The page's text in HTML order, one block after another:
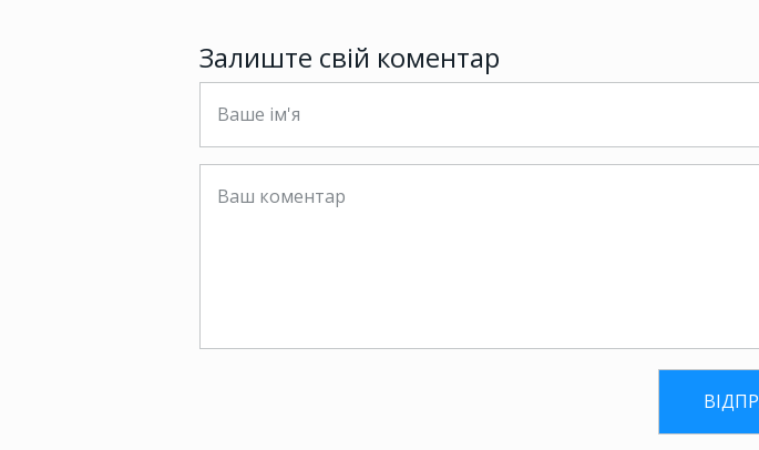
Залиште свій коментар